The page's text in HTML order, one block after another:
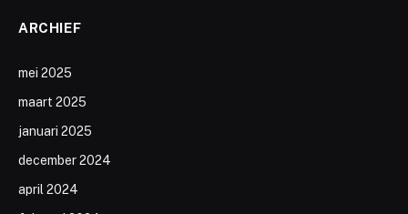
ARCHIEF
mei 2025
maart 2025
januari 2025
december 2024
april 2024